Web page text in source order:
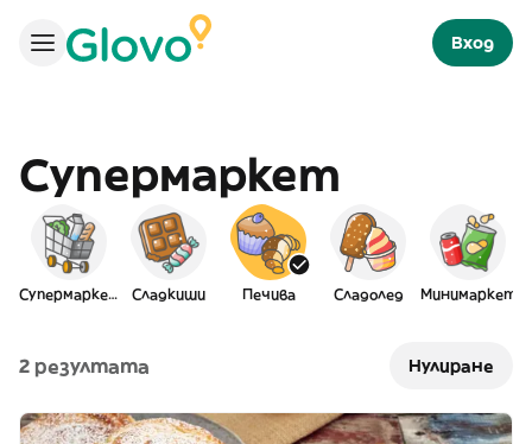
Вход
Супермаркет
Супермаркет Сладкиши Печива Сладолед Минимаркет
2 резултата Нулиране